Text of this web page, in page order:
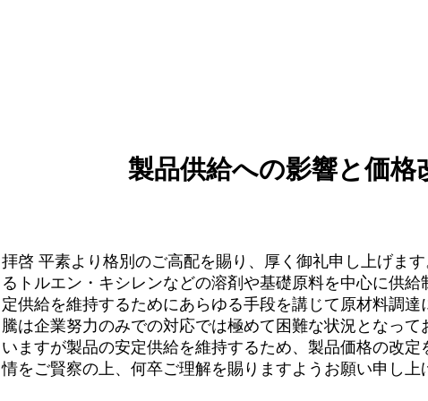
製品供給への影響と価格
拝啓 平素より格別のご高配を賜り、厚く御礼申し上げま
るトルエン・キシレンなどの溶剤や基礎原料を中心に供
定供給を維持するためにあらゆる手段を講じて原材料調
騰は企業努力のみでの対応では極めて困難な状況となっ
いますが製品の安定供給を維持するため、製品価格の改
情をご賢察の上、何卒ご理解を賜りますようお願い申し上